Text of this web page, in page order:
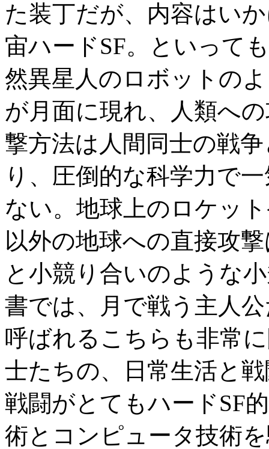
た装丁だが、内容はい
宙ハードSF。といって
然異星人のロボットの
が月面に現れ、人類へ
撃方法は人間同士の戦
り、圧倒的な科学力で
ない。地球上のロケッ
以外の地球への直接攻
と小競り合いのような
書では、月で戦う主人
呼ばれるこちらも非常
士たちの、日常生活と
戦闘がとてもハードSF
術とコンピュータ技術